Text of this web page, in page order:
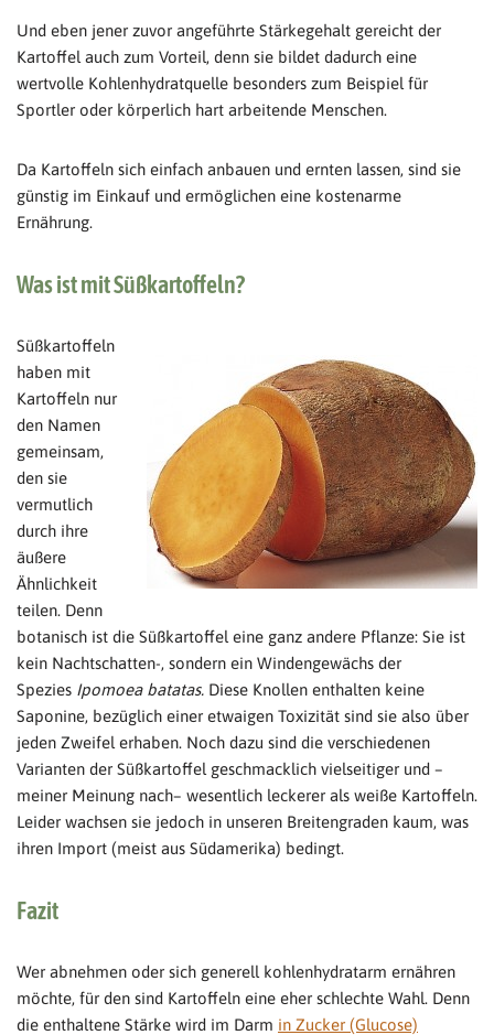
Und eben jener zuvor angeführte Stärkegehalt gereicht der
Kartoffel auch zum Vorteil, denn sie bildet dadurch eine
wertvolle Kohlenhydratquelle besonders zum Beispiel für
Sportler oder körperlich hart arbeitende Menschen.
Da Kartoffeln sich einfach anbauen und ernten lassen, sind sie
günstig im Einkauf und ermöglichen eine kostenarme
Ernährung.
Was ist mit Süßkartoffeln?
Süßkartoffeln
haben mit
Kartoffeln nur
den Namen
gemeinsam,
den sie
vermutlich
durch ihre
äußere
Ähnlichkeit
teilen. Denn
botanisch ist die Süßkartoffel eine ganz andere Pflanze: Sie ist
kein Nachtschatten-, sondern ein Windengewächs der
Spezies Ipomoea batatas. Diese Knollen enthalten keine
Saponine, bezüglich einer etwaigen Toxizität sind sie also über
jeden Zweifel erhaben. Noch dazu sind die verschiedenen
Varianten der Süßkartoffel geschmacklich vielseitiger und –
meiner Meinung nach– wesentlich leckerer als weiße Kartoffeln.
Leider wachsen sie jedoch in unseren Breitengraden kaum, was
ihren Import (meist aus Südamerika) bedingt.
Fazit
Wer abnehmen oder sich generell kohlenhydratarm ernähren
möchte, für den sind Kartoffeln eine eher schlechte Wahl. Denn
die enthaltene Stärke wird im Darm in Zucker (Glucose)